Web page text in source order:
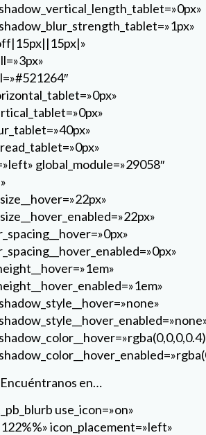
global_module=»29058″
Encuéntranos en…
use_icon=»on»
icon_placement=»left»